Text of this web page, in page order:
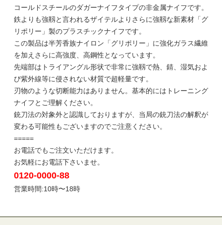
コールドスチールのダガーナイフタイプの非金属ナイフです。
鉄よりも強靱と言われるザイテルよりさらに強靱な新素材「グ
リポリー」製のプラスチックナイフです。
この製品は半芳香族ナイロン「グリポリー」に強化ガラス繊維
を加えさらに高強度、高鋼性となっています。
先端部はトライアングル形状で非常に強靱で熱、錆、湿気およ
び紫外線等に侵されない材質で超軽量です。
刃物のような切断能力はありません。基本的にはトレーニング
ナイフとご理解ください。
銃刀法の対象外と認識しておりますが、当局の銃刀法の解釈が
変わる可能性もございますのでご注意ください。
=====
お電話でもご注文いただけます。
お気軽にお電話下さいませ。
0120-0000-88
営業時間:10時〜18時